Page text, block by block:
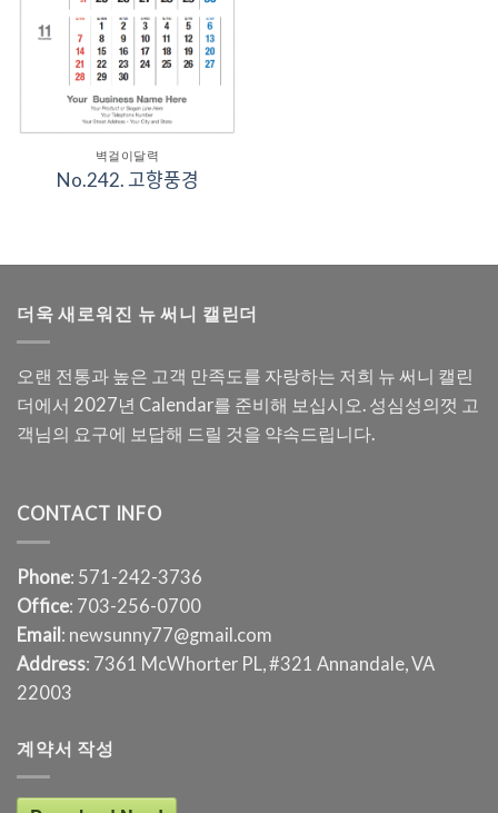
벽걸이달력
No.242. 고향풍경
더욱 새로워진 뉴 써니 캘린더
오랜 전통과 높은 고객 만족도를 자랑하는 저희 뉴 써니 캘린
더에서 2027년 Calendar를 준비해 보십시오. 성심성의껏 고
객님의 요구에 보답해 드릴 것을 약속드립니다.
CONTACT INFO
Phone: 571-242-3736
Office: 703-256-0700
Email: newsunny77@gmail.com
Address: 7361 McWhorter PL, #321 Annandale, VA
22003
계약서 작성